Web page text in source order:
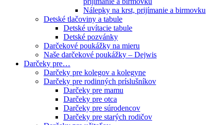
Nálepky na krst, prijímanie a birmovku
Detské tlačoviny a tabule
Detské uvítacie tabule
Detské pozvánky
Darčekové poukážky na mieru
Naše darčekové poukážky – Dejwis
Darčeky pre…
Darčeky pre kolegov a kolegyne
Darčeky pre rodinných príslušníkov
Darčeky pre mamu
Darčeky pre otca
Darčeky pre súrodencov
Darčeky pre starých rodičov